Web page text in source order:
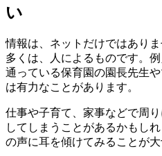
い
情報は、ネットだけではあり
多くは、人によるものです。
通っている保育園の園長先生
は有力なことがあります。
仕事や子育て、家事などで周
してしまうことがあるかもし
の声に耳を傾けてみることが大